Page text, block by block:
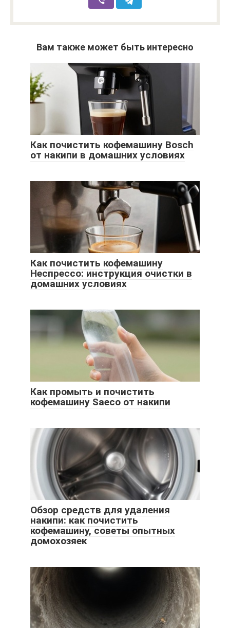
Вам также может быть интересно
Как почистить кофемашину Bosch
от накипи в домашних условиях
Как почистить кофемашину
Неспрессо: инструкция очистки в
домашних условиях
Как промыть и почистить
кофемашину Saeco от накипи
Обзор средств для удаления
накипи: как почистить
кофемашину, советы опытных
домохозяек